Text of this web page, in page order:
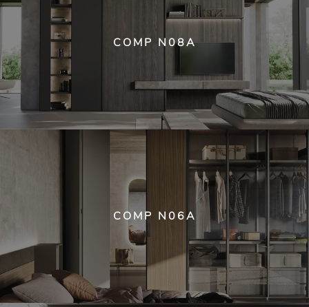
COMP N08A
COMP N06A